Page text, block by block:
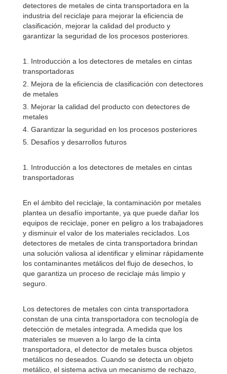
detectores de metales de cinta transportadora en la
industria del reciclaje para mejorar la eficiencia de
clasificación, mejorar la calidad del producto y
garantizar la seguridad de los procesos posteriores.
1. Introducción a los detectores de metales en cintas
transportadoras
2. Mejora de la eficiencia de clasificación con detectores
de metales
3. Mejorar la calidad del producto con detectores de
metales
4. Garantizar la seguridad en los procesos posteriores
5. Desafíos y desarrollos futuros
1. Introducción a los detectores de metales en cintas
transportadoras
En el ámbito del reciclaje, la contaminación por metales
plantea un desafío importante, ya que puede dañar los
equipos de reciclaje, poner en peligro a los trabajadores
y disminuir el valor de los materiales reciclados. Los
detectores de metales de cinta transportadora brindan
una solución valiosa al identificar y eliminar rápidamente
los contaminantes metálicos del flujo de desechos, lo
que garantiza un proceso de reciclaje más limpio y
seguro.
Los detectores de metales con cinta transportadora
constan de una cinta transportadora con tecnología de
detección de metales integrada. A medida que los
materiales se mueven a lo largo de la cinta
transportadora, el detector de metales busca objetos
metálicos no deseados. Cuando se detecta un objeto
metálico, el sistema activa un mecanismo de rechazo,